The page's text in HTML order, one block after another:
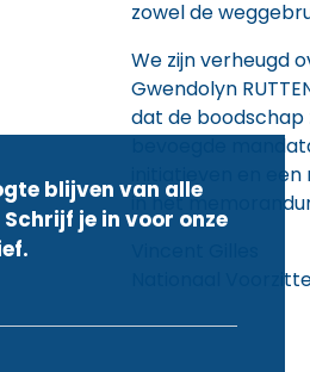
zowel de
We zijn verheugd
Gwendolyn
dat de
bevoegde
initiatieven en
in het
Vincent
Nationaal
blijven van alle
je in voor onze